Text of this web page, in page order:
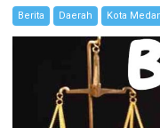
Berita Daerah Kota